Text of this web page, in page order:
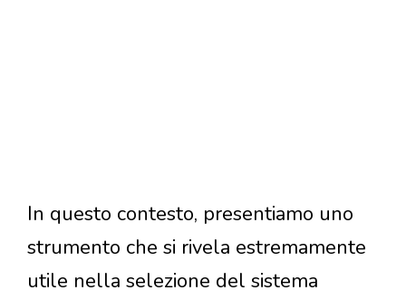
In questo contesto, presentiamo uno
strumento che si rivela estremamente
utile nella selezione del sistema